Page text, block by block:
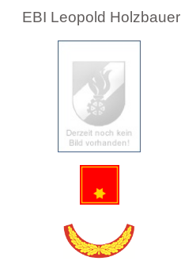
EBI Leopold Holzbauer